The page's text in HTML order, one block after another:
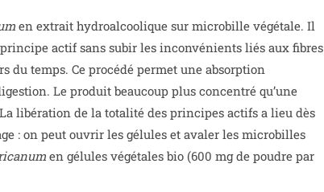
en extrait hydroalcoolique sur microbille végétale. Il
actif sans subir les inconvénients liés aux fibres
du temps. Ce procédé permet une absorption
Le produit beaucoup plus concentré qu’une
libération de la totalité des principes actifs a lieu dès
: on peut ouvrir les gélules et avaler les microbilles
en gélules végétales bio (600 mg de poudre par